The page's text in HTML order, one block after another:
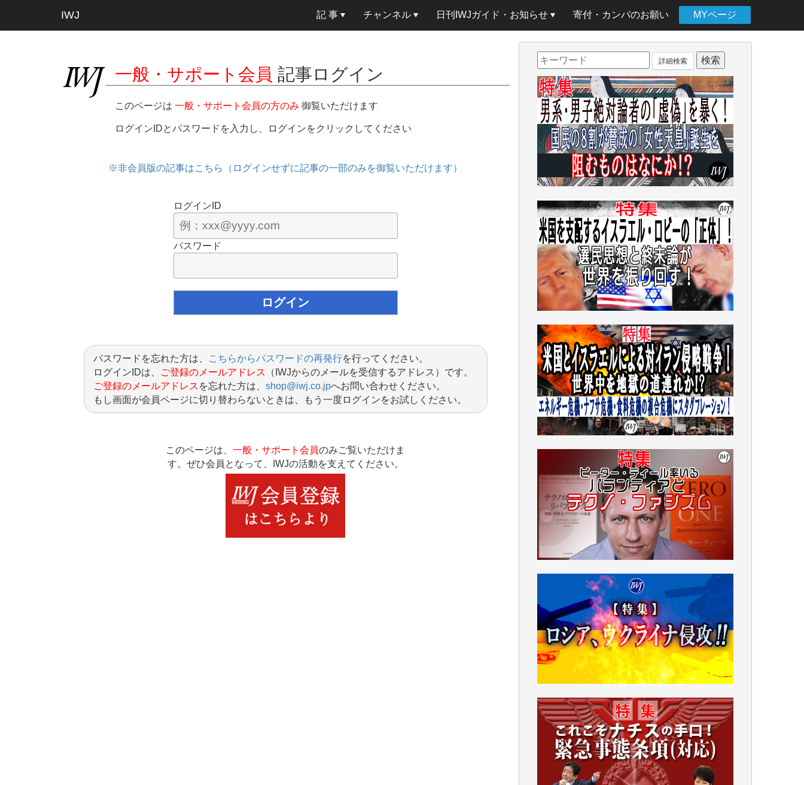
IWJ 記 事 チャンネル 日刊IWJガイド・お知らせ 寄付・カンパのお願い MYページ
一般・サポート会員 記事ログイン
このページは 一般・サポート会員の方のみ 御覧いただけます
ログインIDとパスワードを入力し、ログインをクリックしてください
※非会員版の記事はこちら（ログインせずに記事の一部のみを御覧いただけます）
ログインID
パスワード
パスワードを忘れた方は、 こちらからパスワードの再発行を行ってください。
ログインIDは、
ご登録のメールアドレス （IWJからのメールを受信するアドレス）です。
ご登録のメールアドレス を忘れた方は、 shop@iwj.co.jpへお問い合わせください。
もし画面が会員ページに切り替わらないときは、もう一度ログインをお試しください。
このページは、 一般・サポート会員のみご覧いただけま
す。ぜひ会員となって、IWJの活動を支えてください。
詳細検索